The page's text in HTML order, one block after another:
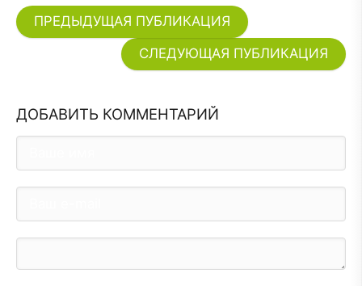
ПРЕДЫДУЩАЯ ПУБЛИКАЦИЯ
СЛЕДУЮЩАЯ ПУБЛИКАЦИЯ
ДОБАВИТЬ КОММЕНТАРИЙ